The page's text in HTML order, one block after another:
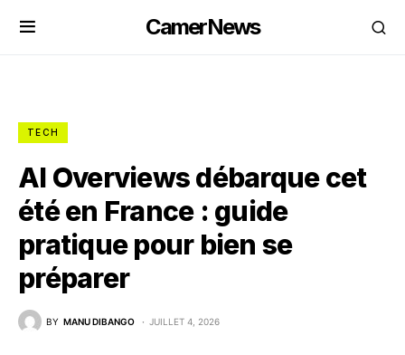
CamerNews
TECH
AI Overviews débarque cet
été en France : guide
pratique pour bien se
préparer
BY MANU DIBANGO JUILLET 4, 2026